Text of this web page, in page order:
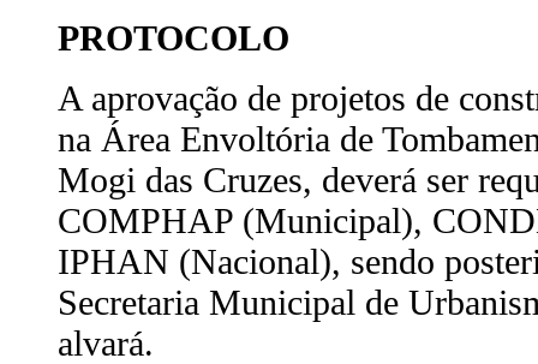
PROTOCOLO
A aprovação de projetos de
na Área Envoltória de
Mogi das Cruzes, deverá ser
COMPHAP (Municipal),
IPHAN (Nacional), sendo
Secretaria Municipal de
alvará.